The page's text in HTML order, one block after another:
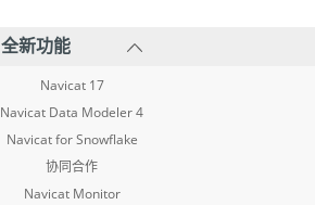
全新功能
Navicat 17
Navicat Data Modeler 4
Navicat for Snowflake
协同合作
Navicat Monitor